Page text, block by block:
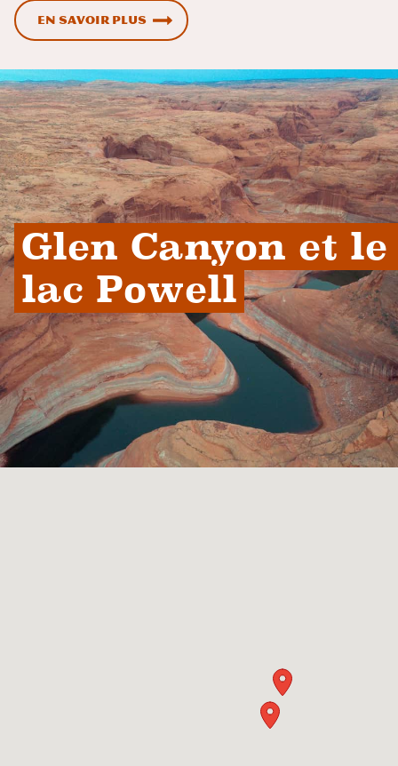
En savoir plus
Glen Canyon et le
lac Powell